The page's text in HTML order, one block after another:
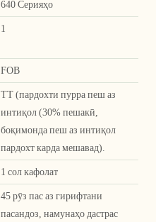
640 Серияҳо
1
FOB
TT (пардохти пурра пеш аз
интиқол (30% пешакӣ,
боқимонда пеш аз интиқол
пардохт карда мешавад).
1 сол кафолат
45 рӯз пас аз гирифтани
пасандоз, намунаҳо дастрас